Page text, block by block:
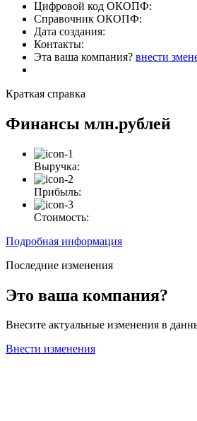
Цифровой код ОКОПФ:
Справочник ОКОПФ:
Дата создания:
Контакты:
Эта ваша компания? внести
Краткая справка
Финансы млн.рублей
Выручка:
Прибыль:
Стоимость:
Подробная информация
Последние изменения
Это ваша компания?
Внесите актуальные изменения в
Внести изменения